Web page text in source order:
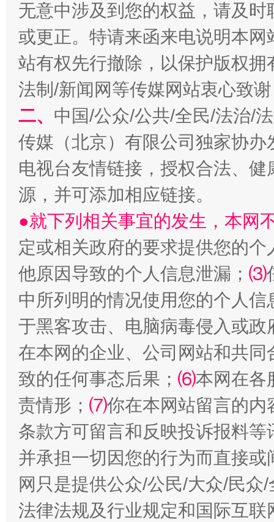
揭开“小金库”的免责幌子
受贿1.44亿！段成刚被判无期
全民健身五年计划来了！等你上场
阿坝州三大球赛在茂县开幕 规模
无意中涉及到您的权益，请及
或更正。特请来函来电说明本
站有权先行撤除，以保护版权
法制/新闻网等传媒网站衷心致
二、 中国/公众/公共/全民/法治/
传媒（北京）有限公司独家协
电视台友情链接，授权合法、
源，并可添加相应链接。
●就下列相关事宜的发生，本网
定或相关政府的要求提供您的个
他原因导致的个人信息泄漏； ⑶
中所列明的情况使用您的个人
于黑客攻击、电脑病毒侵入或
在本网的企业、公司网站和共
致的任何事态后果； ⑹本网在各
责情形； ⑺你在本网站留言的内
条款方可留言和反映投诉报料
并承担一切因您的行为而直接
网只是提供公众/公民/大众/民
法律法规及行业规定和国际互